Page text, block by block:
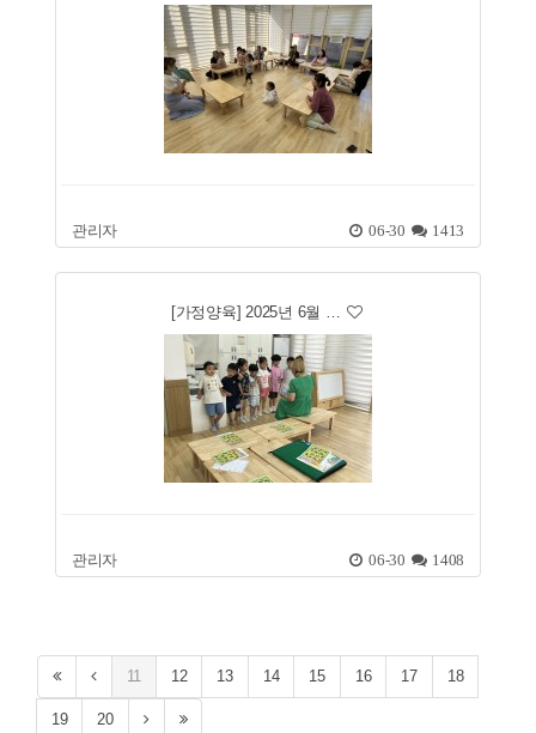
관리자 06-30 1413
[가정양육] 2025년 6월 …
관리자 06-30 1408
11 12 13 14 15 16 17 18
19 20